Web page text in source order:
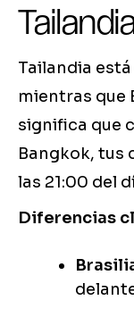
Tailandia
mientras que
significa que
Bangkok, tus
las 21:00 del
Diferencias